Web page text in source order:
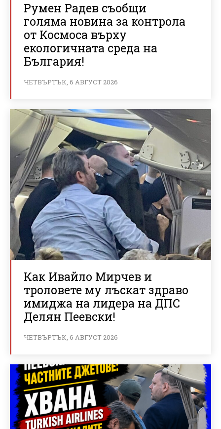
Румен Радев съобщи
голяма новина за контрола
от Космоса върху
екологичната среда на
България!
ЧЕТВЪРТЪК, 6 АВГУСТ 2026
Как Ивайло Мирчев и
троловете му лъскат здраво
имиджа на лидера на ДПС
Делян Пеевски!
ЧЕТВЪРТЪК, 6 АВГУСТ 2026